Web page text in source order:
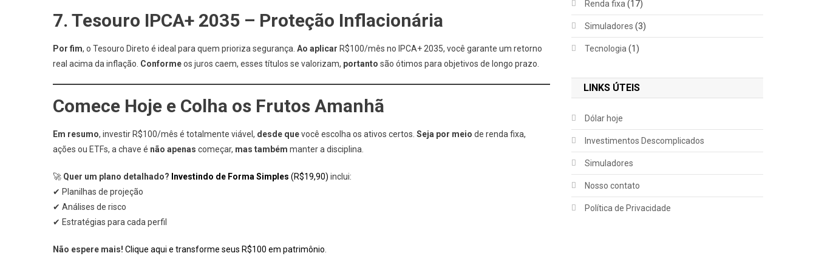
7. Tesouro IPCA+ 2035 – Proteção Inflacionária
Por fim, o Tesouro Direto é ideal para quem prioriza segurança. Ao aplicar R$100/mês no IPCA+ 2035, você garante um retorno
real acima da inflação. Conformeos juros caem, esses títulos se valorizam, portanto são ótimos para objetivos de longo prazo.
Comece Hoje e Colha os Frutos Amanhã
Em resumo, investir R$100/mês é totalmente viável, desde quevocê escolha os ativos certos. Seja por meio de renda fixa,
ações ou ETFs, a chave é não apenas começar, mas também manter a disciplina.
🚀 Quer um plano detalhado? Investindo de Forma Simples (R$19,90) inclui:
✔ Planilhas de projeção
✔ Análises de risco
✔ Estratégias para cada perfil
Não espere mais! Clique aqui e transforme seus R$100 em patrimônio
Renda fixa (17)
Simuladores (3)
Tecnologia (1)
LINKS ÚTEIS
Dólar hoje
Investimentos Descomplicados
Simuladores
Nosso contato
Política de Privacidade